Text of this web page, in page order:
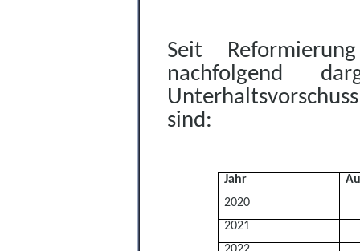
Seit
nachfolgend
sind:
Jahr
2020
2021